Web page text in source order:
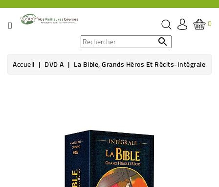
CATÉGORIE
ÉPICERIE
0

Accueil DVD A
La Bible, Grands Héros Et Récits-Intégrale